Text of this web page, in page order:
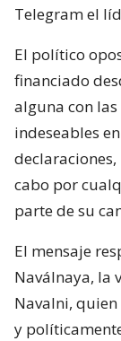
Telegram el
El político
financiado
alguna con
indeseables
cabo por
parte de su
El mensaje
Naválnaya, la
Navalni, quien
y